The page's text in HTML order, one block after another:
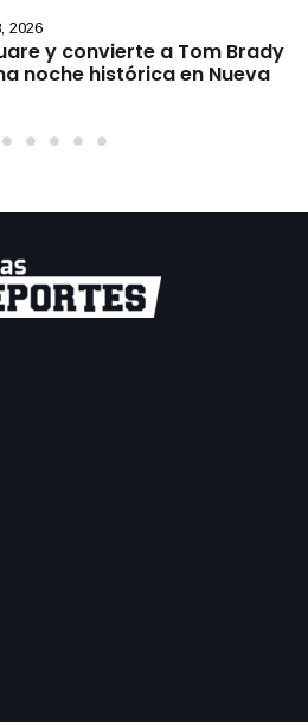
2026
y convierte a Tom Brady
noche histórica en Nueva